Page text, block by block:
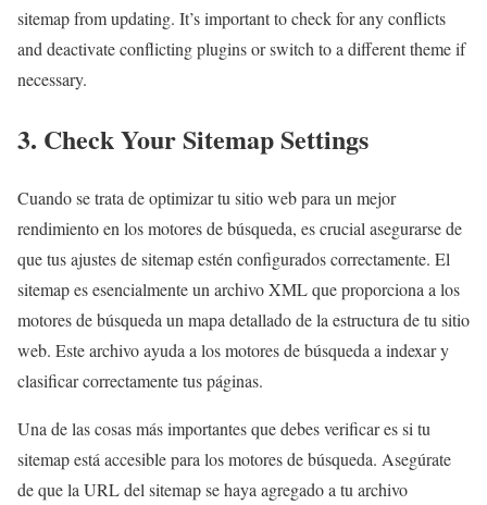
sitemap from updating. It’s important to check for any conflicts
and deactivate conflicting plugins or switch to a different theme if
necessary.
3. Check Your Sitemap Settings
Cuando se trata de optimizar tu sitio web para un mejor
rendimiento en los motores de búsqueda, es crucial asegurarse de
que tus ajustes de sitemap estén configurados correctamente. El
sitemap es esencialmente un archivo XML que proporciona a los
motores de búsqueda un mapa detallado de la estructura de tu sitio
web. Este archivo ayuda a los motores de búsqueda a indexar y
clasificar correctamente tus páginas.
Una de las cosas más importantes que debes verificar es si tu
sitemap está accesible para los motores de búsqueda. Asegúrate
de que la URL del sitemap se haya agregado a tu archivo